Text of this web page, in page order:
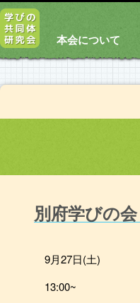
本会について
別府学びの会
9月27日(土)
13:00~